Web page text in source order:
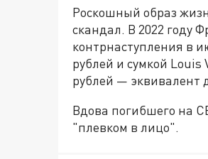
Роскошный образ
скандал. В 2022 году
контрнаступления в
рублей и сумкой Louis
рублей — эквивалент
Вдова погибшего на
"плевком в лицо".